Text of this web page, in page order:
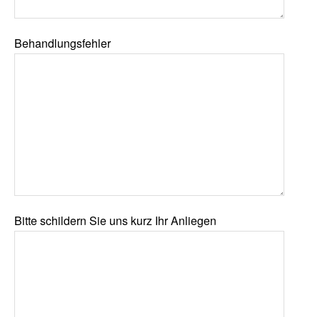
Behandlungsfehler
Bitte schildern Sie uns kurz Ihr Anliegen